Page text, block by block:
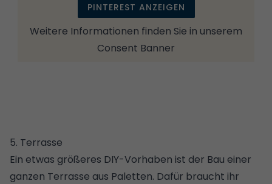
PINTEREST ANZEIGEN
Weitere Informationen finden Sie in unserem
Consent Banner
5. Terrasse
Ein etwas größeres DIY-Vorhaben ist der Bau einer
ganzen Terrasse aus Paletten. Dafür braucht ihr